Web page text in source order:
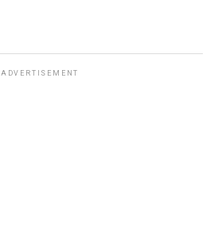
ADVERTISEMENT